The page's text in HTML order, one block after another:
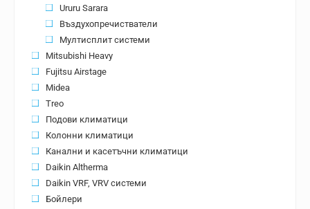
Ururu Sarara
Въздухопречистватели
Мултисплит системи
Mitsubishi Heavy
Fujitsu Airstage
Midea
Treo
Подови климатици
Колонни климатици
Канални и касетъчни климатици
Daikin Altherma
Daikin VRF, VRV системи
Бойлери